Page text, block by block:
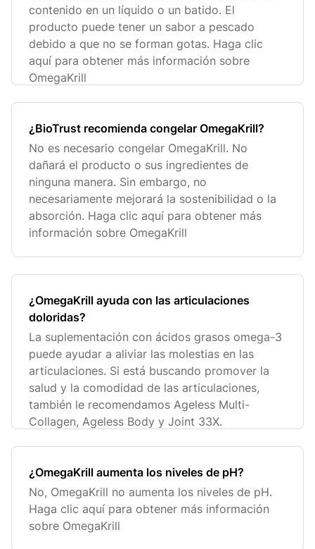
contenido en un líquido o un batido. El
producto puede tener un sabor a pescado
debido a que no se forman gotas. Haga clic
aquí para obtener más información sobre
OmegaKrill
¿BioTrust recomienda congelar OmegaKrill?
No es necesario congelar OmegaKrill. No
dañará el producto o sus ingredientes de
ninguna manera. Sin embargo, no
necesariamente mejorará la sostenibilidad o la
absorción. Haga clic aquí para obtener más
información sobre OmegaKrill
¿OmegaKrill ayuda con las articulaciones
doloridas?
La suplementación con ácidos grasos omega-3
puede ayudar a aliviar las molestias en las
articulaciones. Si está buscando promover la
salud y la comodidad de las articulaciones,
también le recomendamos Ageless Multi-
Collagen, Ageless Body y Joint 33X.
¿OmegaKrill aumenta los niveles de pH?
No, OmegaKrill no aumenta los niveles de pH.
Haga clic aquí para obtener más información
sobre OmegaKrill